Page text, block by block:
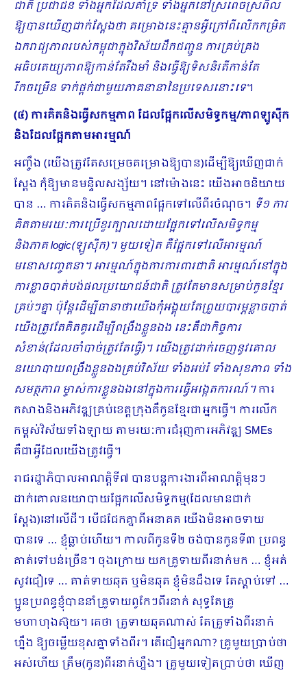
ជាតិ ប្រជាជន ទាំងអ្នកដែលគាំទ្រ ទាំងអ្នកនៅស្រពេចស្រពិល
ឱ្យបានឃើញជាក់ស្ដែងថា គម្រោងនេះគ្មានអ្វីក្រៅពីលើកកម្រិត
ឯករាជ្យភាពរបស់កម្ពុជាក្នុងវិស័យដឹកជញ្ជូន ការគ្រប់គ្រង
អធិបតេយ្យភាពឱ្យកាន់តែរឹងមាំ និងធ្វើឱ្យទិសនិរតីកាន់តែ
រីកចម្រើន ទាក់ថ្ពក់ជាមួយភាគនានានៃប្រទេសនោះទេ។
(៤) ការគិតនិងធ្វើសកម្មភាព ដែលផ្អែកលើសមិទ្ធកម្ម/ភាពឡូស៊ីក
និងដែលផ្អែកតាមអារម្មណ៍
អញ្ចឹង (យើងត្រូវតែសម្រេចគម្រោងឱ្យបាន)ដើម្បីឱ្យឃើញជាក់
ស្ដែង កុំឱ្យមានមន្ទិលសង្ស័យ។ នៅម៉ោងនេះ យើងអាចនិយាយ
បាន … ការគិតនិងធ្វើសកម្មភាពផ្អែកទៅលើពីរចំណុច។ ទី១ ការ
គិតតាមរយៈការប្រើខួរក្បាលដោយផ្អែកទៅលើសមិទ្ធកម្ម
និងភាគlogic(ឡូស៊ីក)។ មួយទៀត គឺផ្អែកទៅលើអារម្មណ៍
មនោសញ្ចេតនា។ អា​រម្មណ៍ក្នុងការការពារជាតិ អារម្មណ៍នៅក្នុង
ការខ្លាចបាត់បង់ផលប្រយោជន៍ជាតិ ត្រូវតែមានសម្រាប់កូនខ្មែរ
គ្រប់ៗគ្នា​ ប៉ុន្តែដើម្បីធានាថាយើងកុំអង្គុយតែព្រួយបារម្ភខ្លាចបាត់
យើងត្រូវតែគិតគូរដើម្បីពង្រឹងខ្លួនឯង នេះគឺជាកិច្ចការ
សំខាន់(ដែលចាំបាច់ត្រូវតែធ្វើ)។ យើងត្រូវដាក់ចេញនូវគោល
នយោបាយពង្រឹងខ្លួនឯងគ្រប់វិស័យ ទាំងអប់រំ ទាំងសុខភាព ទាំង
សមត្ថភាព ម្ចាស់ការខ្លួនឯងនៅក្នុងការធ្វើអង្កេតការណ៍។ការ
កសាងនិងអភិវឌ្ឍគ្រប់ខេត្តក្រុងគឺកូនខ្មែរជាអ្នកធ្វើ។ ការលើក
កម្ពស់វិស័យទាំងឡាយ តាមរយៈការជំរុញការអភិវឌ្ឍ SMEs
គឺជាអ្វីដែលយើងត្រូវធ្វើ។
រាជរដ្ឋាភិបាលអាណត្តិទី៧ បានបន្តការងារពីអាណត្តិមុនៗ
ដាក់គោលនយោបាយផ្អែកលើសមិទ្ធកម្ម(ដែលមានជាក់
ស្តែង)នៅលើដី។ បើជជែកគ្នាពីអនាគត យើងមិនអាចទាយ
បានទេ … ខ្ញុំធ្លាប់ហើយ​។ កាលពីកូនទី២ ចង់បានកូនទី៣ ប្រពន្ធ
គាត់ទៅបន់ច្រើន។ ចុងក្រោយ យកគ្រូទាយពីរនាក់មក … ខ្ញុំអត់
សូវជឿទេ … គាត់ទាយឆុត ឬមិនឆុត ខ្ញុំមិនដឹងទេ តែស្ដាប់ទៅ …
ប្អូនប្រពន្ធខ្ញុំបាននាំគ្រូទាយពូកែៗពីរនាក់​ សុទ្ធតែគ្រូ
មហាហុងស៊ុយ។ គេថា គ្រូទាយឆុតណាស់ តែគ្រូទាំងពីរនាក់
ហ្នឹង ឱ្យចម្លើយខុសគ្នាទាំងពីរ។ តើជឿអ្នកណា? គ្រូមួយប្រាប់ថា
អស់ហើយ ត្រឹម(កូន)ពីរនាក់ហ្នឹង។ គ្រូមួយទៀតប្រាប់ថា ឃើញ